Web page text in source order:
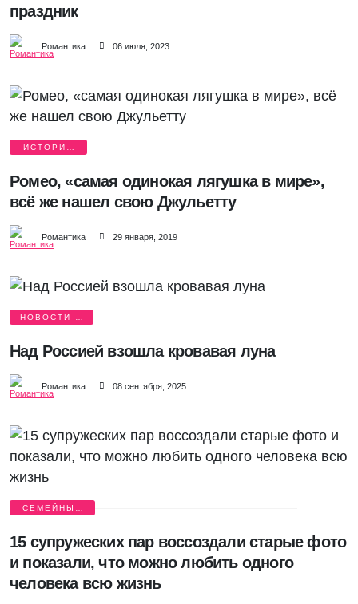
праздник
Романтика 06 июля, 2023
ИСТОРИИ
Ромео, «самая одинокая лягушка в мире»,
всё же нашел свою Джульетту
Романтика 29 января, 2019
НОВОСТИ О
Над Россией взошла кровавая луна
Романтика 08 сентября, 2025
СЕМЕЙНЫЙ
15 супружеских пар воссоздали старые фото
и показали, что можно любить одного
человека всю жизнь